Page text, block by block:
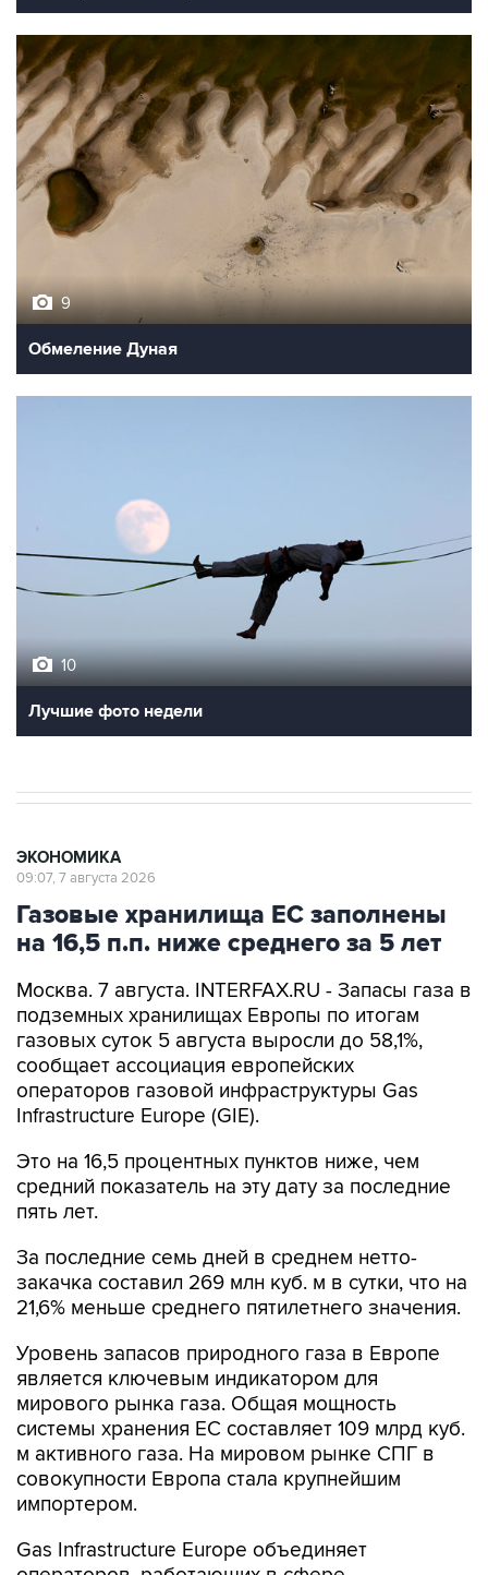
Обмеление Дуная
Лучшие фото недели
Газовые хранилища ЕС заполнены
на 16,5 п.п. ниже среднего за 5 лет
Москва. 7 августа. INTERFAX.RU - Запасы газа в
газовых суток 5 августа выросли до 58,1%,
сообщает ассоциация европейских
операторов газовой инфраструктуры Gas
Infrastructure Europe (GIE).
Это на 16,5 процентных пунктов ниже, чем
пять лет.
За последние семь дней в среднем нетто-
21,6% меньше среднего пятилетнего значения.
Уровень запасов природного газа в Европе
мирового рынка газа. Общая мощность
системы хранения ЕС составляет 109 млрд куб.
м активного газа. На мировом рынке СПГ в
совокупности Европа стала крупнейшим
импортером.
Gas Infrastructure Europe объединяет
транспортировки, хранения газа и сжиженного